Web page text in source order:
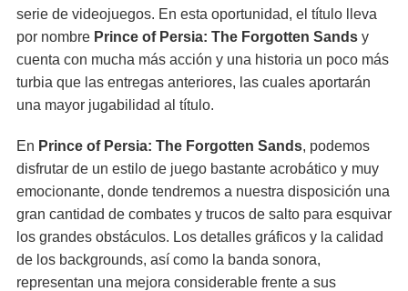
serie de videojuegos. En esta oportunidad, el título lleva
por nombre Prince of Persia: The Forgotten Sands y
cuenta con mucha más acción y una historia un poco más
turbia que las entregas anteriores, las cuales aportarán
una mayor jugabilidad al título.
En Prince of Persia: The Forgotten Sands, podemos
disfrutar de un estilo de juego bastante acrobático y muy
emocionante, donde tendremos a nuestra disposición una
gran cantidad de combates y trucos de salto para esquivar
los grandes obstáculos. Los detalles gráficos y la calidad
de los backgrounds, así como la banda sonora,
representan una mejora considerable frente a sus